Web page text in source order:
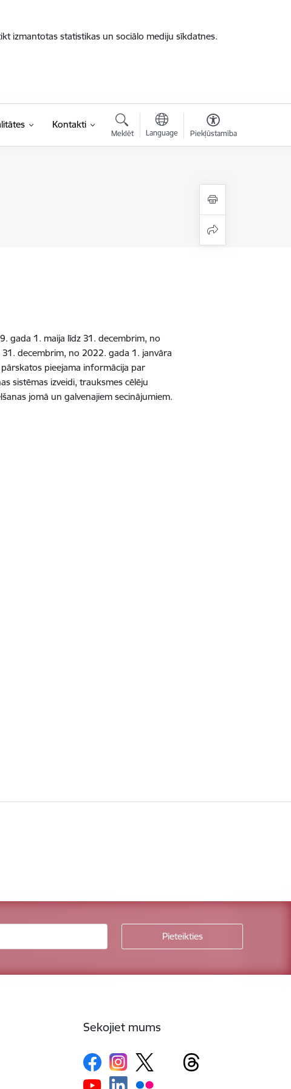
izmantotas statistikas un sociālo mediju sīkdatnes.
Kontakti
Meklēt Language Piekļūstamība
gada 1. maija līdz 31. decembrim, no
decembrim, no 2022. gada 1. janvāra
pieejama informācija par
sistēmas izveidi, trauksmes cēlēju
jomā un galvenajiem secinājumiem.
Sekojiet mums